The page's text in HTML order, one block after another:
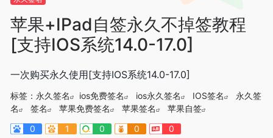
苹果+IPad自签永久不掉签教程
[支持IOS系统14.0-17.0]
一次购买永久使用[支持IOS系统14.0-17.0]
标签： 永久签名 ios免费签名 ios永久签名 IOS签名
永久签
名
签名 苹果免费签名 苹果签名
苹果自签
0
1 0 0 0